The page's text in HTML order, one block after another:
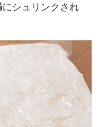
シュリンクされ